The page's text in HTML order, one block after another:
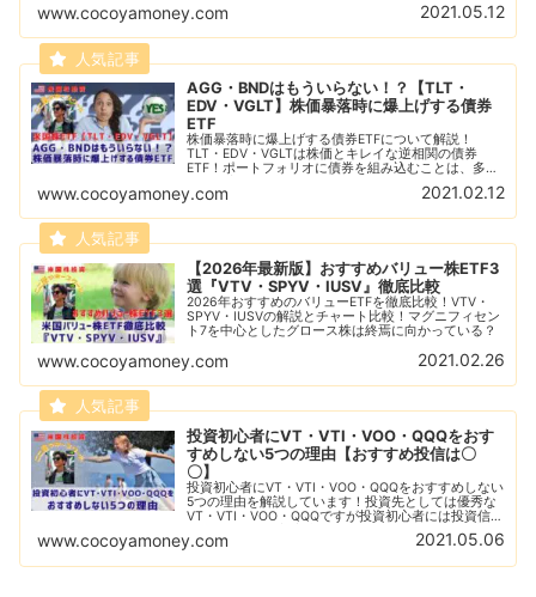
www.cocoyamoney.com 2021.05.12
AGG・BNDはもういらない！？【TLT・
EDV・VGLT】株価暴落時に爆上げする債券
ETF
株価暴落時に爆上げする債券ETFについて解説！
TLT・EDV・VGLTは株価とキレイな逆相関の債券
ETF！ポートフォリオに債券を組み込むことは、多く
の投資家に推奨されていますが、あなたのポートフォ
リオに『AGG』や『BND』は必要ですか？
www.cocoyamoney.com 2021.02.12
【2026年最新版】おすすめバリュー株ETF3
選『VTV・SPYV・IUSV』徹底比較
2026年おすすめのバリューETFを徹底比較！VTV・
SPYV・IUSVの解説とチャート比較！マグニフィセン
ト7を中心としたグロース株は終焉に向かっている？
www.cocoyamoney.com 2021.02.26
投資初心者にVT・VTI・VOO・QQQをおす
すめしない5つの理由【おすすめ投信は〇
〇】
投資初心者にVT・VTI・VOO・QQQをおすすめしない
5つの理由を解説しています！投資先としては優秀な
VT・VTI・VOO・QQQですが投資初心者には投資信託
がすすめ！投資初心者にとっておすすめな投資信託の
紹介とその理由の解説をしています！
www.cocoyamoney.com 2021.05.06